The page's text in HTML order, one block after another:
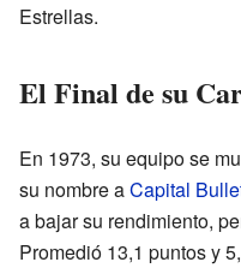
Estrellas.
El Final de su
En 1973, su equipo se
su nombre aCapital
a bajar su rendimiento,
Promedió 13,1 puntos y